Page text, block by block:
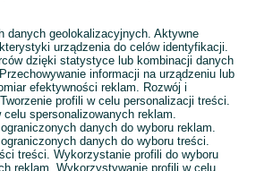
Mikułowice
14 lipca 2026
2 3 ... 50
danych geolokalizacyjnych. Aktywne
urządzenia do celów identyfikacji.
dzięki statystyce lub kombinacji danych
informacji na urządzeniu lub
efektywności reklam. Rozwój i
profili w celu personalizacji treści.
celu spersonalizowanych reklam.
danych do wyboru reklam.
danych do wyboru treści.
treści. Wykorzystanie profili do wyboru
reklam. Wykorzystywanie profili w celu